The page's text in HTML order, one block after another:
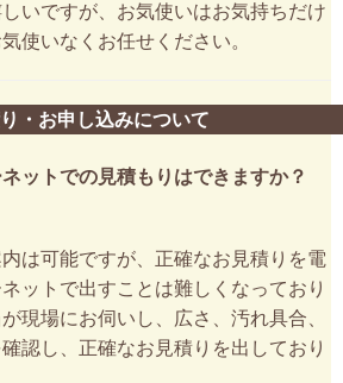
いですが、お気使いはお気持ちだけ
使いなくお任せください。
・お申し込みについて
ットでの見積もりはできますか？
は可能ですが、正確なお見積りを電
ットで出すことは難しくなっており
現場にお伺いし、広さ、汚れ具合、
認し、正確なお見積りを出しており